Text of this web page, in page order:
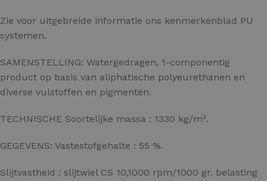
Zie voor uitgebreide informatie ons kenmerkenblad PU
systemen.
SAMENSTELLING: Watergedragen, 1-componentig
product op basis van aliphatische polyeurethanen en
diverse vulstoffen en pigmenten.
TECHNISCHE Soortelijke massa : 1330 kg/m³.
GEGEVENS: Vastestofgehalte : 55 %.
Slijtvastheid : slijtwiel CS 10,1000 rpm/1000 gr. belasting